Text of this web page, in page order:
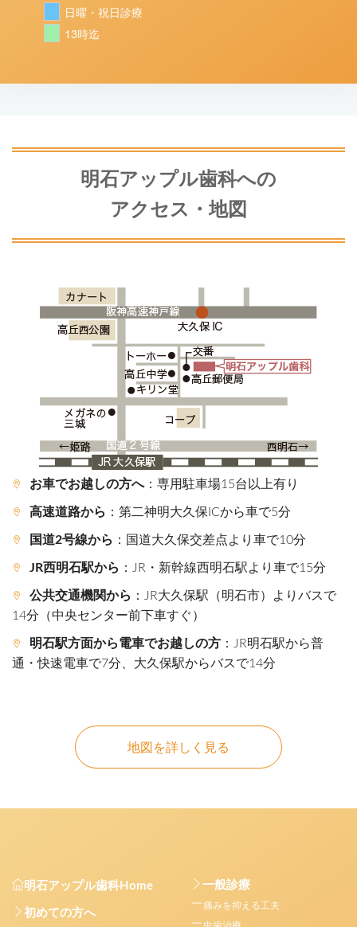
日曜・祝日診療
13時迄
明石アップル歯科への
アクセス・地図
お車でお越しの方へ：専用駐車場15台以上有り
高速道路から ：第二神明大久保ICから車で5分
国道2号線から ：国道大久保交差点より車で10分
JR西明石駅から ：JR・新幹線西明石駅より車で15分
公共交通機関から ：JR大久保駅（明石市）よりバスで
14分（中央センター前下車すぐ）
明石駅方面から電車でお越しの方 ：JR明石駅から普
通・快速電車で7分、大久保駅からバスで14分
地図を詳しく見る
明石アップル歯科Home
初めての方へ
一般診療
痛みを抑える工夫